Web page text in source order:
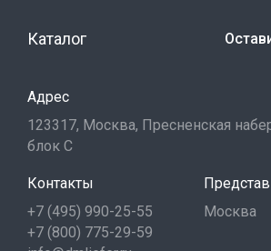
Каталог
Адрес
123317, Москва, Пресненская
блок С
Контакты
+7 (495) 990-25-55
+7 (800) 775-29-59
Москва